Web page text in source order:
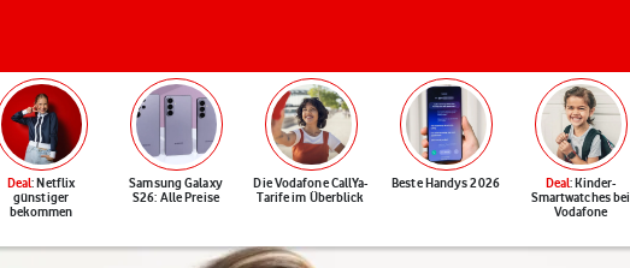
Deal: Netflix
günstiger
bekommen
Samsung Galaxy
S26: Alle Preise
Die Vodafone CallYa-
Tarife im Überblick
Beste Handys 2026 Deal: Kinder-
Smartwatches bei
Vodafone